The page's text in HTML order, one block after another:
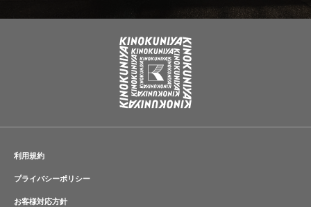
利用規約
プライバシーポリシー
お客様対応方針